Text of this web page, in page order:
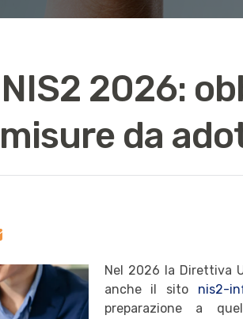
2026:
da
Nel 2026 la Direttiva
anche il sito nis2-
preparazione a